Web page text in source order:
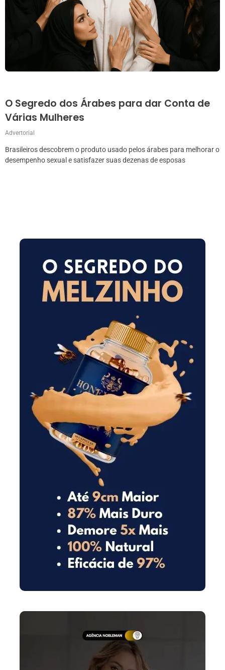
O Segredo dos Árabes para dar Conta de
Várias Mulheres
Advertorial
Brasileiros descobrem o produto usado pelos árabes para melhorar o
desempenho sexual e satisfazer suas dezenas de esposas